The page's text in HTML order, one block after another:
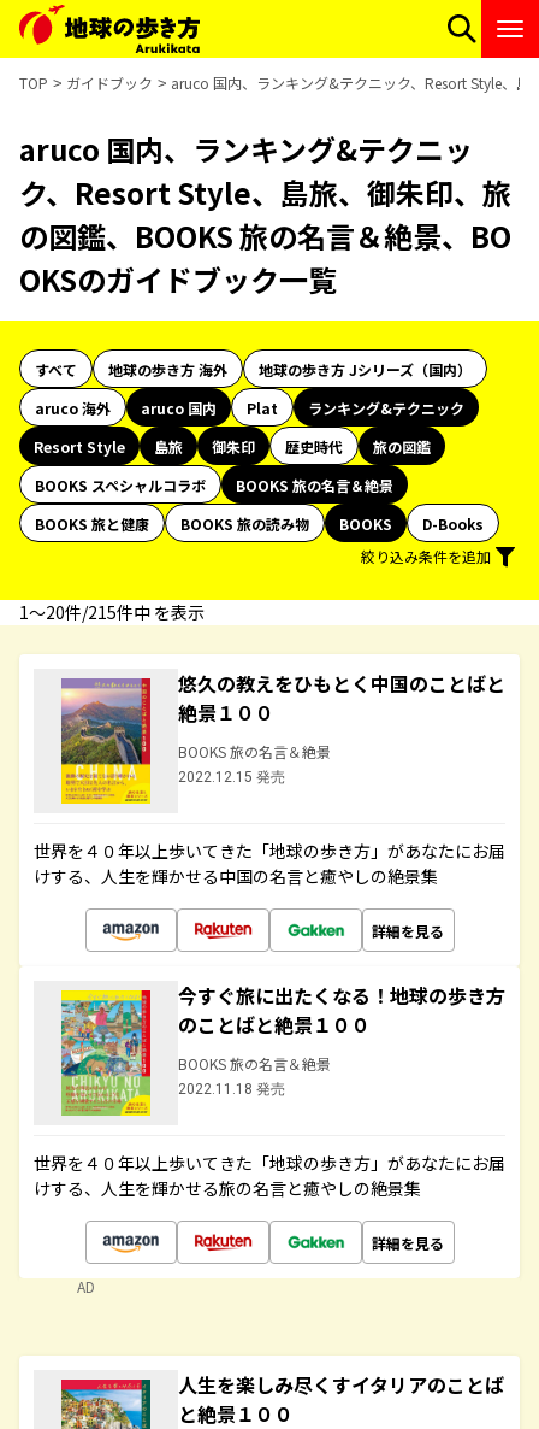
TOP ガイドブック aruco 国内、ランキング&テクニック、Resort Style、
aruco 国内、ランキング&テクニッ
ク、Resort Style、島旅、御朱印、旅
の図鑑、BOOKS 旅の名言＆絶景、BO
OKSのガイドブック一覧
すべて 地球の歩き方 海外
地球の歩き方 Jシリーズ（国内）
aruco 海外
aruco 国内 Plat
ランキング&テクニック
Resort Style
島旅 御朱印 歴史時代
旅の図鑑
BOOKS スペシャルコラボ
BOOKS 旅の名言＆絶景
BOOKS 旅と健康
BOOKS 旅の読み物 BOOKS
D-Books
絞り込み条件を追加
1〜20件/215件中 を表示
悠久の教えをひもとく中国のことばと
絶景１００
BOOKS 旅の名言＆絶景
2022.12.15 発売
世界を４０年以上歩いてきた「地球の歩き方」があなたにお届
けする、人生を輝かせる中国の名言と癒やしの絶景集
詳細を見る
今すぐ旅に出たくなる！地球の歩き方
のことばと絶景１００
BOOKS 旅の名言＆絶景
2022.11.18 発売
世界を４０年以上歩いてきた「地球の歩き方」があなたにお届
けする、人生を輝かせる旅の名言と癒やしの絶景集
詳細を見る
AD
人生を楽しみ尽くすイタリアのことば
と絶景１００